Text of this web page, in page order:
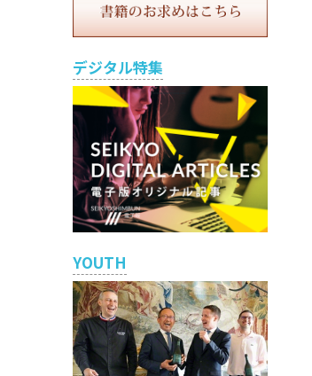
デジタル特集
YOUTH